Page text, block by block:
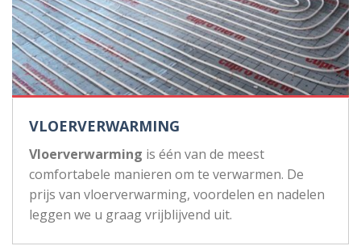
VLOERVERWARMING
Vloerverwarming is één van de meest
comfortabele manieren om te verwarmen. De
prijs van vloerverwarming, voordelen en nadelen
leggen we u graag vrijblijvend uit.